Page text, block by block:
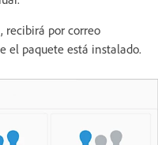
recibirá por correo
el paquete está instalado.